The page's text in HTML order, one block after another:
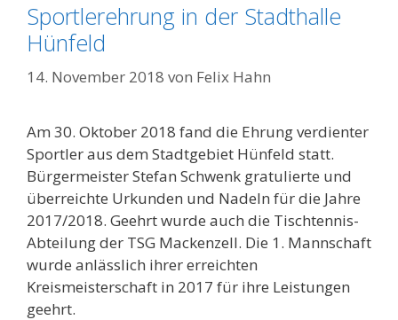
Sportlerehrung in der Stadthalle
Hünfeld
14. November 2018 von Felix Hahn
Am 30. Oktober 2018 fand die Ehrung verdienter
Sportler aus dem Stadtgebiet Hünfeld statt.
Bürgermeister Stefan Schwenk gratulierte und
überreichte Urkunden und Nadeln für die Jahre
2017/2018. Geehrt wurde auch die Tischtennis-
Abteilung der TSG Mackenzell. Die 1. Mannschaft
wurde anlässlich ihrer erreichten
Kreismeisterschaft in 2017 für ihre Leistungen
geehrt.